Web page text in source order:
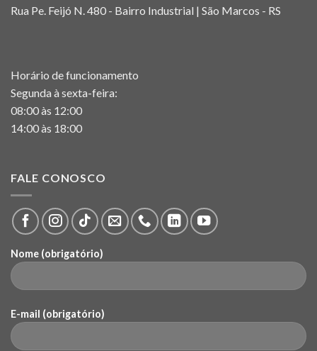
Rua Pe. Feijó N. 480 - Bairro Industrial | São Marcos - RS
Horário de funcionamento
Segunda à sexta-feira:
08:00 às 12:00
14:00 às 18:00
FALE CONOSCO
Nome (obrigatório)
E-mail (obrigatório)